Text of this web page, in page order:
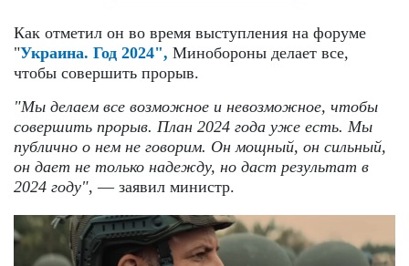
Как отметил он во время выступления на форуме
"Украина. Год 2024", Минобороны делает все,
чтобы совершить прорыв.
"Мы делаем все возможное и невозможное, чтобы
совершить прорыв. План 2024 года уже есть. Мы
публично о нем не говорим. Он мощный, он сильный,
он дает не только надежду, но даст результат в
2024 году", — заявил министр.